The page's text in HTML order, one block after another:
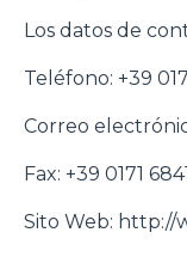
Los datos de
Teléfono: +39
Correo
Fax: +39 0171
Sito Web: http://